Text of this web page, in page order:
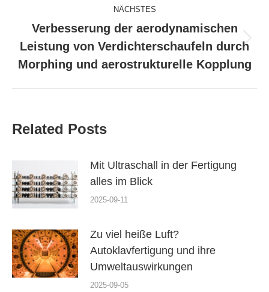
NÄCHSTES
Nächster
Beitrag:
Verbesserung der aerodynamischen
Leistung von Verdichterschaufeln durch
Morphing und aerostrukturelle Kopplung
Related Posts
Mit Ultraschall in der Fertigung
alles im Blick
2025-09-11
Zu viel heiße Luft?
Autoklavfertigung und ihre
Umweltauswirkungen
2025-09-05